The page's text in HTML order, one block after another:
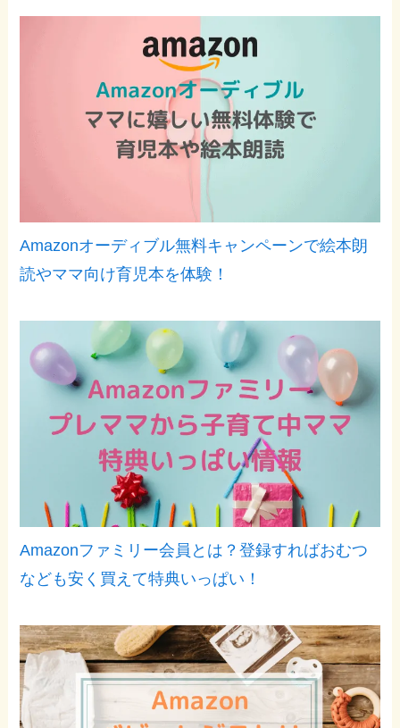
Amazonオーディブル無料キャンペーンで絵本朗
読やママ向け育児本を体験！
Amazonファミリー会員とは？登録すればおむつ
なども安く買えて特典いっぱい！